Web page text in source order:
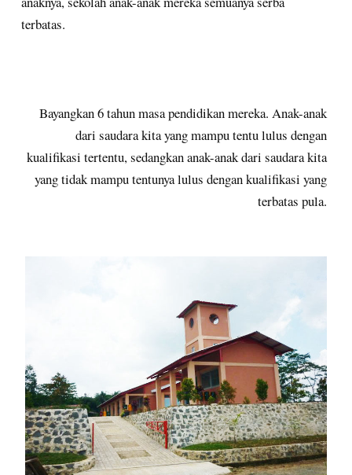
terbatas.
Bayangkan 6 tahun masa pendidikan mereka. Anak-anak
dari saudara kita yang mampu tentu lulus dengan
kualifikasi tertentu, sedangkan anak-anak dari saudara kita
yang tidak mampu tentunya lulus dengan kualifikasi yang
terbatas pula.